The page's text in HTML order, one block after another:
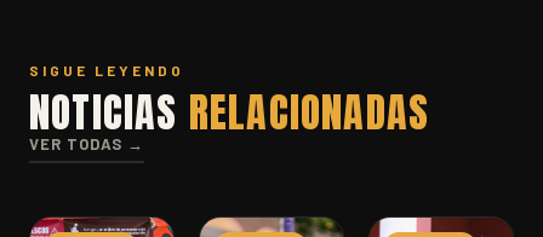
SIGUE LEYENDO
NOTICIAS RELACIONADAS
VER TODAS →